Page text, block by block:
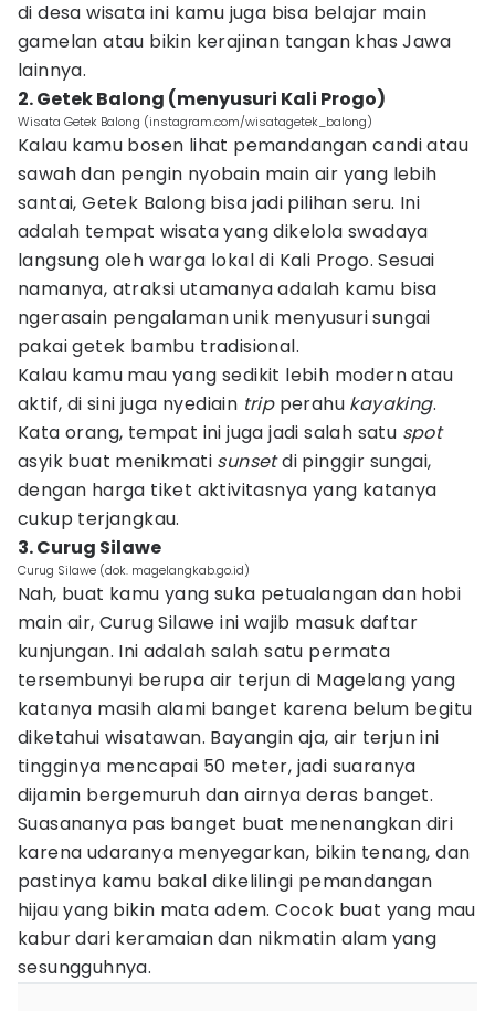
di desa wisata ini kamu juga bisa belajar main
gamelan atau bikin kerajinan tangan khas Jawa
lainnya.
2. Getek Balong (menyusuri Kali Progo)
Wisata Getek Balong (instagram.com/wisatagetek_balong)
Kalau kamu bosen lihat pemandangan candi atau
sawah dan pengin nyobain main air yang lebih
santai, Getek Balong bisa jadi pilihan seru. Ini
adalah tempat wisata yang dikelola swadaya
langsung oleh warga lokal di Kali Progo. Sesuai
namanya, atraksi utamanya adalah kamu bisa
ngerasain pengalaman unik menyusuri sungai
pakai getek bambu tradisional.
Kalau kamu mau yang sedikit lebih modern atau
aktif, di sini juga nyediain tripperahu kayaking.
Kata orang, tempat ini juga jadi salah satu spot
asyik buat menikmati sunsetdi pinggir sungai,
dengan harga tiket aktivitasnya yang katanya
cukup terjangkau.
3. Curug Silawe
Curug Silawe (dok. magelangkab.go.id)
Nah, buat kamu yang suka petualangan dan hobi
main air, Curug Silawe ini wajib masuk daftar
kunjungan. Ini adalah salah satu permata
tersembunyi berupa air terjun di Magelang yang
katanya masih alami banget karena belum begitu
diketahui wisatawan. Bayangin aja, air terjun ini
tingginya mencapai 50 meter, jadi suaranya
dijamin bergemuruh dan airnya deras banget.
Suasananya pas banget buat menenangkan diri
karena udaranya menyegarkan, bikin tenang, dan
pastinya kamu bakal dikelilingi pemandangan
hijau yang bikin mata adem. Cocok buat yang mau
kabur dari keramaian dan nikmatin alam yang
sesungguhnya.